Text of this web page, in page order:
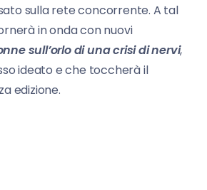
sulla rete concorrente. A tal
in onda con nuovi
sull’orlo di una crisi di nervi,
ideato e che toccherà il
edizione.